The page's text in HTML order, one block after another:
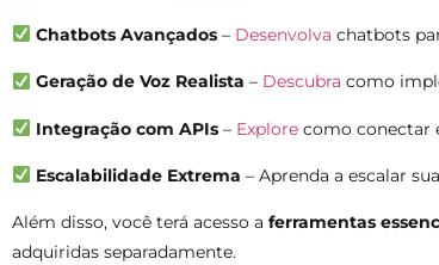
Chatbots Avançados– Desenvolva chatbots
Geração de Voz Realista – Descubra como
Integração com APIs– Explorecomo conectar
Escalabilidade Extrema – Aprenda a escalar
Além disso, você terá acesso a ferramentas
adquiridas separadamente.